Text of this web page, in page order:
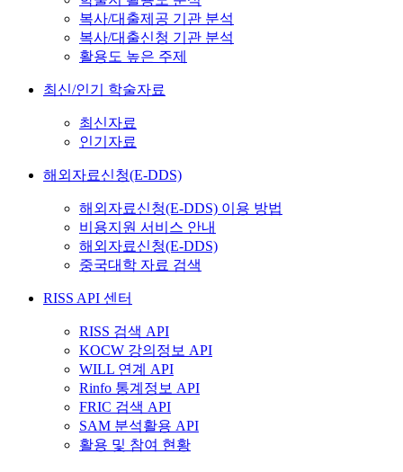
복사/대출제공 기관 분석
복사/대출신청 기관 분석
활용도 높은 주제
최신/인기 학술자료
최신자료
인기자료
해외자료신청(E-DDS)
해외자료신청(E-DDS) 이용 방법
비용지원 서비스 안내
해외자료신청(E-DDS)
중국대학 자료 검색
RISS API 센터
RISS 검색 API
KOCW 강의정보 API
WILL 연계 API
Rinfo 통계정보 API
FRIC 검색 API
SAM 분석활용 API
활용 및 참여 현황